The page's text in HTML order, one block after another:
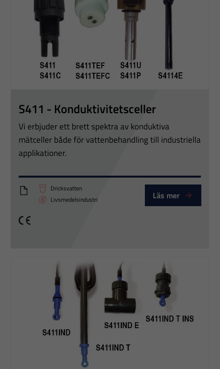
S411 - Konduktivitetsceller
Vi erbjuder ett brett spektra av konduktiva
mätceller både för vattenbehandling till industriella
applikationer.
PTT Conductivity measuring cells
Dricksvatten
Livsmedelsindustri
Läs mer
CE
förbättra
hemsidans
och
uppbyggnad,
baserat på
används.
Upplevelse
prestera så
möjligt under
kommer viss
funktionalitet
att försvinna
från
hemsidan.